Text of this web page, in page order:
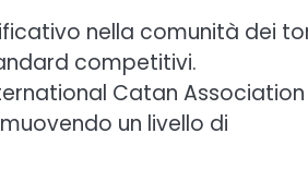
nella comunità dei
competitivi.
Catan Association
un livello di